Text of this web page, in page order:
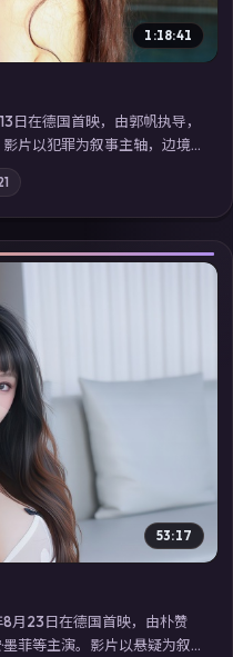
1:18:41
日在德国首映，由郭帆执导，
片以犯罪为叙事主轴，边境
摄影与配乐强化地域气质；
视剧在线看」延展检索同类
。
53:17
月23日在德国首映，由朴赞
菲等主演。影片以悬疑为叙